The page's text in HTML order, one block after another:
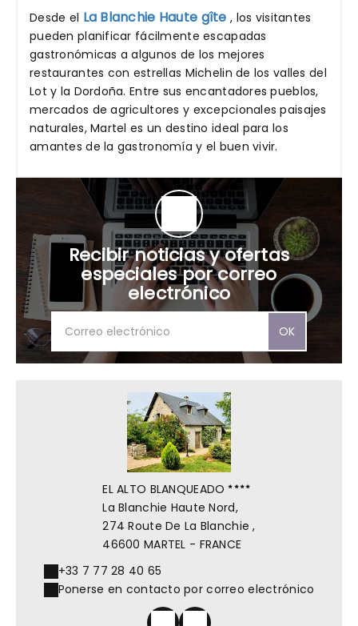
Desde el La Blanchie Haute gîte , los visitantes
pueden planificar fácilmente escapadas
gastronómicas a algunos de los mejores
restaurantes con estrellas Michelin de los valles del
Lot y la Dordoña. Entre sus encantadores pueblos,
mercados de agricultores y excepcionales paisajes
naturales, Martel es un destino ideal para los
amantes de la gastronomía y el buen vivir.
Recibir noticias y ofertas
especiales por correo
electrónico
OK
EL ALTO BLANQUEADO
La Blanchie Haute Nord,
274 Route De La Blanchie ,
46600 MARTEL - FRANCE
+33 7 77 28 40 65
Ponerse en contacto por correo electrónico